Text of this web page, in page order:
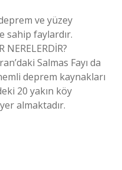
ve yüzey
sahip faylardır.
NERELERDİR?
Salmas Fayı da
deprem kaynakları
20 yakın köy
almaktadır.